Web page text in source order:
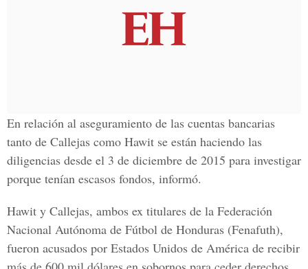
En relación al aseguramiento de las cuentas bancarias
tanto de Callejas como Hawit se están haciendo las
diligencias desde el 3 de diciembre de 2015 para investigar
porque tenían escasos fondos, informó.
Hawit y Callejas, ambos ex titulares de la Federación
Nacional Autónoma de Fútbol de Honduras (Fenafuth),
fueron acusados por Estados Unidos de América de recibir